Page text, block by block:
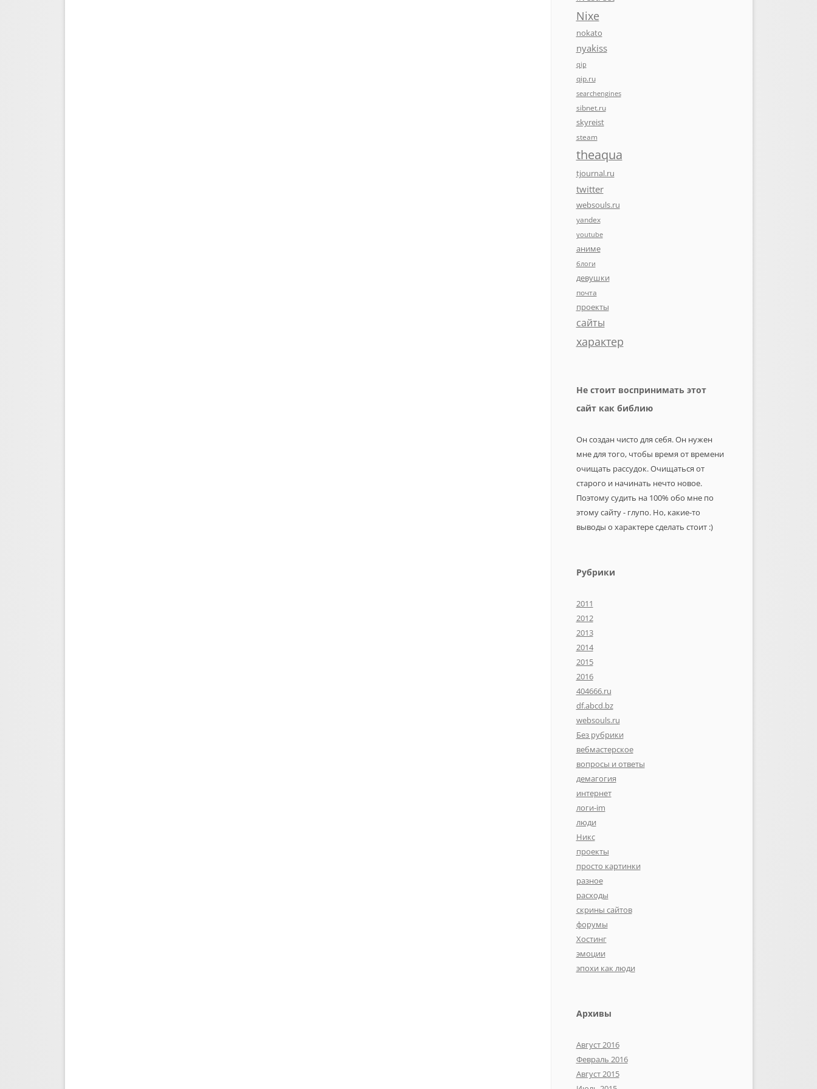
Nixe
nokato
nyakiss
qip
qip.ru
searchengines
sibnet.ru
skyreist
steam
theaqua
tjournal.ru
twitter
websouls.ru
yandex
youtube
аниме
блоги
девушки
почта
проекты
сайты
характер
Не стоит воспринимать этот
сайт как библию
Он создан чисто для себя. Он нужен
мне для того, чтобы время от времени
очищать рассудок. Очищаться от
старого и начинать нечто новое.
Поэтому судить на 100% обо мне по
этому сайту - глупо. Но, какие-то
выводы о характере сделать стоит :)
Рубрики
2011
2012
2013
2014
2015
2016
404666.ru
df.abcd.bz
websouls.ru
Без рубрики
вебмастерское
вопросы и ответы
демагогия
интернет
логи-im
люди
Никс
проекты
просто картинки
разное
расходы
скрины сайтов
форумы
Хостинг
эмоции
эпохи как люди
Архивы
Август 2016
Февраль 2016
Август 2015